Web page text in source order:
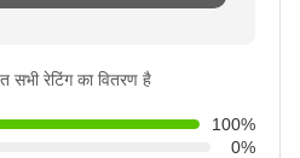
सभी रेटिंग का वितरण है
100%
0%